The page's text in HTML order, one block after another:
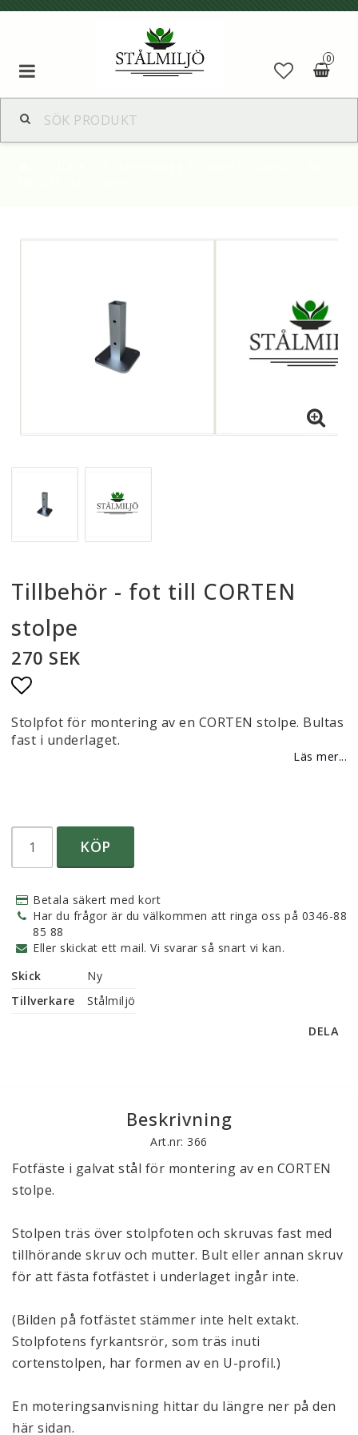
0
Tillbehör - fot till CORTEN
stolpe
270 SEK
Lägg till i favoritlistan
Stolpfot för montering av en CORTEN stolpe. Bultas
fast i underlaget.
Läs mer...
KÖP
Betala säkert med kort
Har du frågor är du välkommen att ringa oss på 0346-88
85 88
Eller skickat ett mail. Vi svarar så snart vi kan.
Skick
Ny
Tillverkare
Stålmiljö
DELA
Beskrivning
Art.nr: 366
Fotfäste i galvat stål för montering av en CORTEN
stolpe.
Stolpen träs över stolpfoten och skruvas fast med
tillhörande skruv och mutter. Bult eller annan skruv
för att fästa fotfästet i underlaget ingår inte.
(Bilden på fotfästet stämmer inte helt extakt.
Stolpfotens fyrkantsrör, som träs inuti
cortenstolpen, har formen av en U-profil.)
En moteringsanvisning hittar du längre ner på den
här sidan.